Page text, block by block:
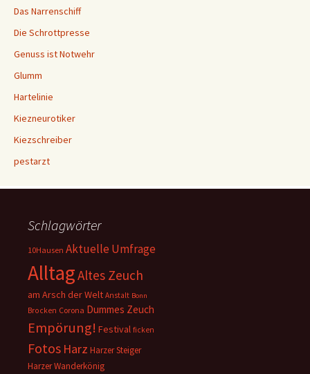
Das Narrenschiff
Die Schrottpresse
Genuss ist Notwehr
Glumm
Hartelinie
Kiezneurotiker
Kiezschreiber
pestarzt
Schlagwörter
10Hausen Aktuelle Umfrage
AlltagAltes Zeuch
am Arsch der Welt Anstalt Bonn
Brocken Corona Dummes Zeuch
Empörung! Festival ficken
Fotos Harz Harzer Steiger
Harzer Wanderkönig